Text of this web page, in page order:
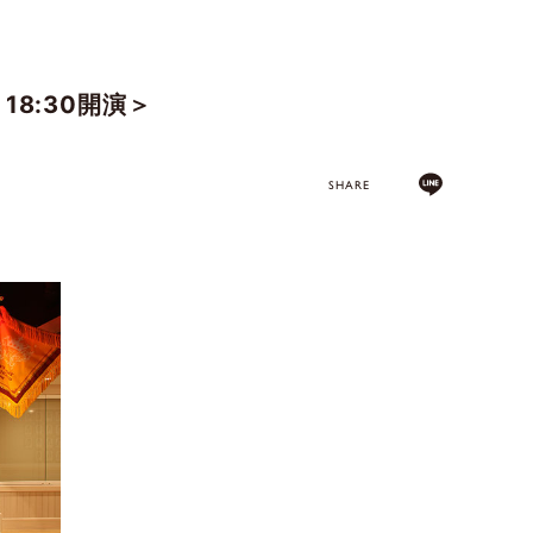
開演＞
SHARE